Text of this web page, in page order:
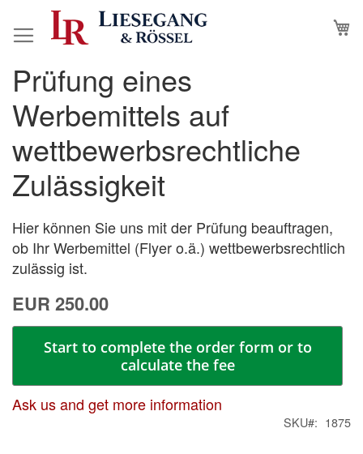
to
Prüfung eines
Werbemittels auf
wettbewerbsrechtliche
Zulässigkeit
Hier können Sie uns mit der Prüfung beauftragen,
ob Ihr Werbemittel (Flyer o.ä.) wettbewerbsrechtlich
zulässig ist.
EUR 250.00
Start to complete the order form or to
calculate the fee
Ask us and get more information
SKU 1875
Skip
to
the
end
of
the
images
Skip
to
the
beginning
of
the
images